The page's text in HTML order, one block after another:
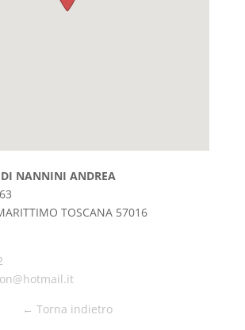
NANNINI ANDREA
TOSCANA 57016
← Torna indietro